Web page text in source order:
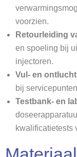
voorzien.
Retourleiding
en spoeling bij
injectoren.
Vul- en
bij
Testbank- en
kwalificatietests